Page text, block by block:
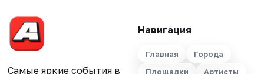
Самые яркие события в
Навигация
Главная
Города
Площадки
Артисты